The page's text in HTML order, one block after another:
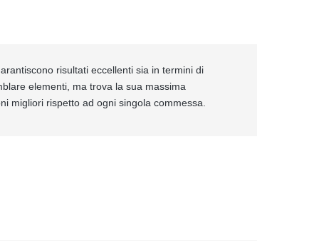
risultati eccellenti sia in termini di
elementi, ma trova la sua massima
migliori rispetto ad ogni singola commessa.